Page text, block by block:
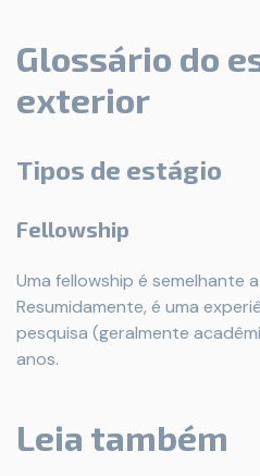
Glossário do
exterior
Tipos de estágio
Fellowship
Uma fellowship é semelhante
Resumidamente, é uma
pesquisa (geralmente
anos.
Leia também